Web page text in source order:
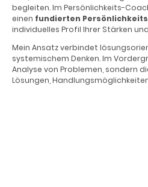
begleiten. Im Persönlichkeits-
einen fundierten
individuelles Profil Ihrer Stärken
Mein Ansatz verbindet
systemischem Denken. Im
Analyse von Problemen, sondern
Lösungen,